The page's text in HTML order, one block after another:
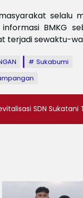
selalu
BMKG
terjadi sewaktu-
Sukabumi
SDN Sukatani